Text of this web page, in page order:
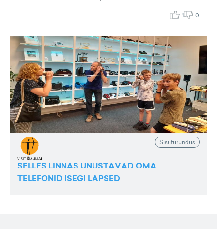
1 0
Sisuturundus
SELLES LINNAS UNUSTAVAD OMA
TELEFONID ISEGI LAPSED